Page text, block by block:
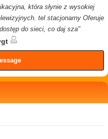
która słynie z wysokiej
tel stacjonarny Oferuje
do sieci, co daj sza"